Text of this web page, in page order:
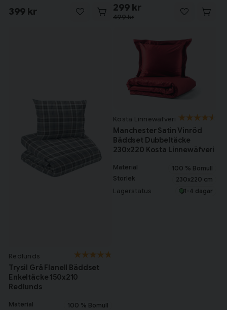
399 kr 499 kr
299 kr
Redlunds
Trysil Grå Flanell Bäddset
Enkeltäcke 150x210
Redlunds
Material 100 % Bomull
Kosta Linnewäfveri
Manchester Satin Vinröd
Bäddset Dubbeltäcke
230x220 Kosta Linnewäfveri
Material
100 % Bomull
Storlek
230x220 cm
Lagerstatus 1-4 dagar